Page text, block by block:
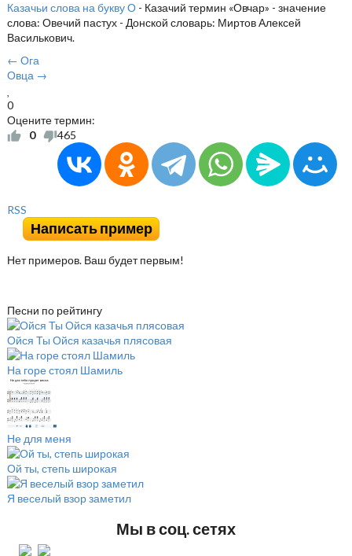
Казачьи слова на букву О- Казачий термин «Овчар» - значение
слова: Овечий пастух - Донской словарь: Миртов Алексей
Василькович.
← Ога
Овца →
0
Оцените термин:
0
465
RSS
Написать пример
Нет примеров. Ваш будет первым!
Песни по рейтингу
Ойся Ты Ойся казачья плясовая
На горе стоял Шамиль
Не для меня
Ой ты, степь широкая
Я веселый взор заметил
Мы в соц. сетях